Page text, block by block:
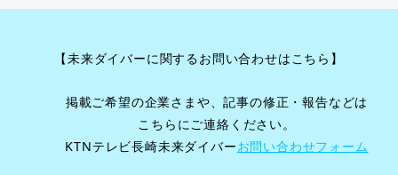
【未来ダイバーに関するお問い合わせはこちら】
掲載ご希望の企業さまや、記事の修正・報告などは
こちらにご連絡ください。
KTNテレビ長崎未来ダイバーお問い合わせフォーム